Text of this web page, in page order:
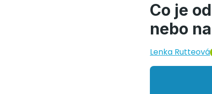
Co je
nebo
Lenka Rutteová